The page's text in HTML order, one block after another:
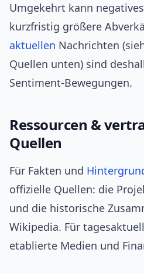
Umgekehrt kann
kurzfristig größere
aktuellen Nachrichten
Quellen unten) sind
Sentiment‑Bewegungen.
Ressourcen &
Quellen
Für Fakten und
offizielle Quellen: die
und die historische
Wikipedia. Für
etablierte Medien und